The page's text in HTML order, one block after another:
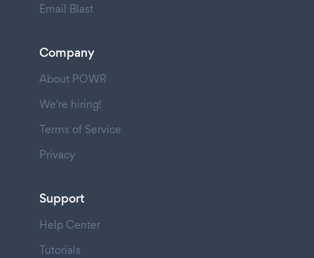
Email Blast
Company
About POWR
We're hiring!
Terms of Service
Privacy
Support
Help Center
Tutorials